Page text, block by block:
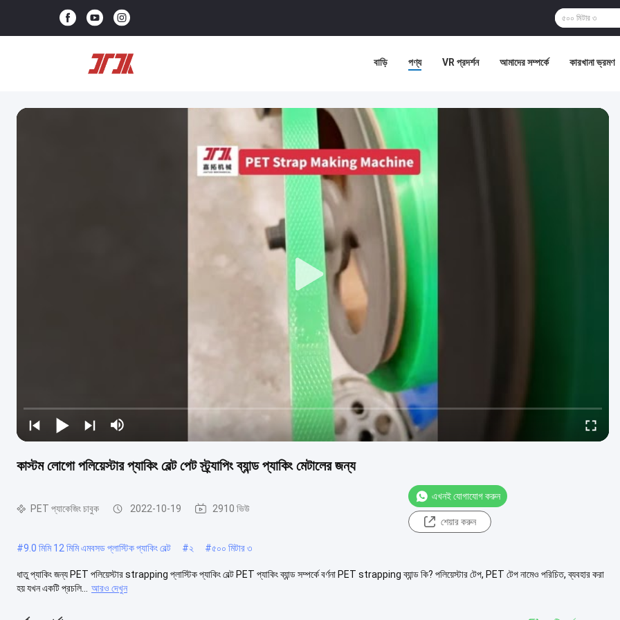
বাড়ি পণ্য VR প্রদর্শন আমাদের সম্পর্কে কারখানা ভ্রমণ
কাস্টম লোগো পলিয়েস্টার প্যাকিং বেল্ট পেট স্ট্র্যাপিং ব্যান্ড প্যাকিং মেটালের জন্য
PET প্যাকেজিং চাবুক 2022-10-19 2910 ভিউ
এখনই যোগাযোগ করুন
শেয়ার করুন
#9.0 মিমি 12 মিমি এমবসড প্লাস্টিক প্যাকিং বেল্ট #২ #৫০০ মিটার ৩
ধাতু প্যাকিং জন্য PET পলিয়েস্টার strapping প্লাস্টিক প্যাকিং বেল্ট PET প্যাকিং ব্যান্ড সম্পর্কে বর্ণনা PET strapping ব্যান্ড কি? পলিয়েস্টার টেপ, PET টেপ নামেও পরিচিত, ব্যবহার করা
হয় যখন একটি প্রচলি...
আরও দেখুন